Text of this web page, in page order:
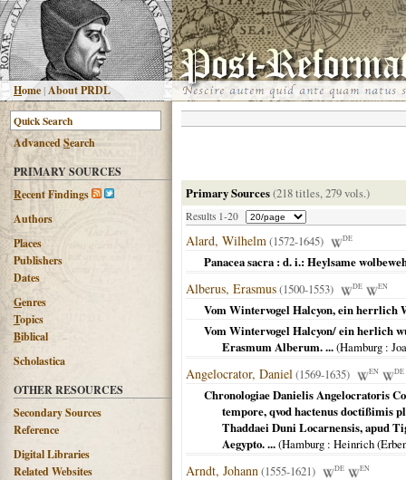
Home |About PRDL
AdvancedSearch
PRIMARY SOURCES
Recent Findings
Authors
Places
Publishers
Dates
Genres
Topics
Biblical
Scholastica
OTHER RESOURCES
Secondary Sources
Reference
Digital Libraries
Related Websites
Primary Sources(218 titles, 279 vols.)
Results 1-20
Alard, Wilhelm(1572-1645) DE
Panacea sacra : d. i.: Heylsame
Alberus, Erasmus(1500-1553) DE EN
Vom Wintervogel Halcyon, ein herrlich
Vom Wintervogel Halcyon/ ein herlich
Erasmum Alberum. ...(Hamburg :
Angelocrator, Daniel(1569-1635) EN DE
Chronologiae Danielis Angelocratoris
tempore, qvod hactenus doctißimis
Thaddaei Duni Locarnensis, apud
Aegypto. ...(Hamburg : Heinrich
Arndt, Johann(1555-1621) DE EN